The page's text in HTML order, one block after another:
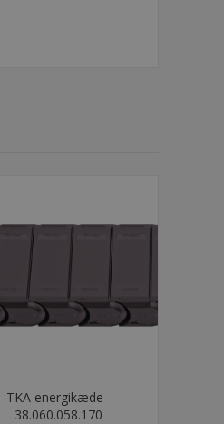
TKA energikæde -
38.060.058.170